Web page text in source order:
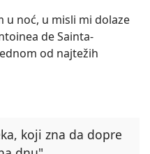
noć, u misli mi dolaze
de Sainta-
od najtežih
koji zna da dopre